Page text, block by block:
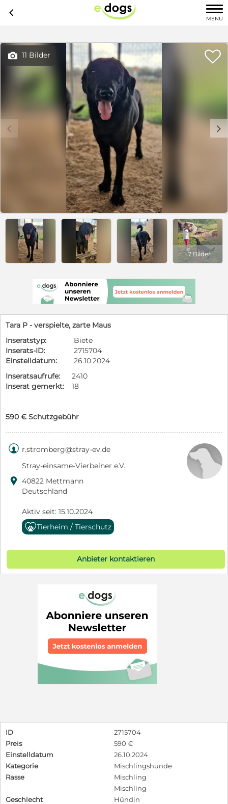
c
MENÜ
 11 Bilder 
c d
+7 Bilder
Tara P - verspielte, zarte Maus
Inseratstyp:
Biete
Inserats-ID:
2715704
Einstelldatum:
26.10.2024
Inseratsaufrufe:
2410
Inserat gemerkt:
18
590 € Schutzgebühr
 r.stromberg@stray-ev.de
Stray-einsame-Vierbeiner e.V.
 40822 Mettmann
Deutschland
Aktiv seit: 15.10.2024
Tierheim / Tierschutz
Anbieter kontaktieren
ID
2715704
Preis
590 €
Einstelldatum
26.10.2024
Kategorie
Mischlingshunde
Rasse
Mischling
Mischling
Geschlecht
Hündin